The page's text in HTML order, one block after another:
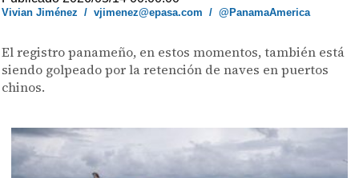
Vivian Jiménez /vjimenez@epasa.com /@PanamaAmerica
El registro panameño, en estos momentos, también está
siendo golpeado por la retención de naves en puertos
chinos.